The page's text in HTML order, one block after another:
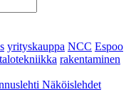
yrityskauppa NCC Espoo
talotekniikka rakentaminen
Näköislehdet